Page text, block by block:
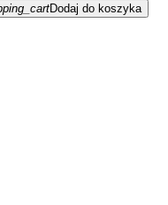
Dodaj do koszyka